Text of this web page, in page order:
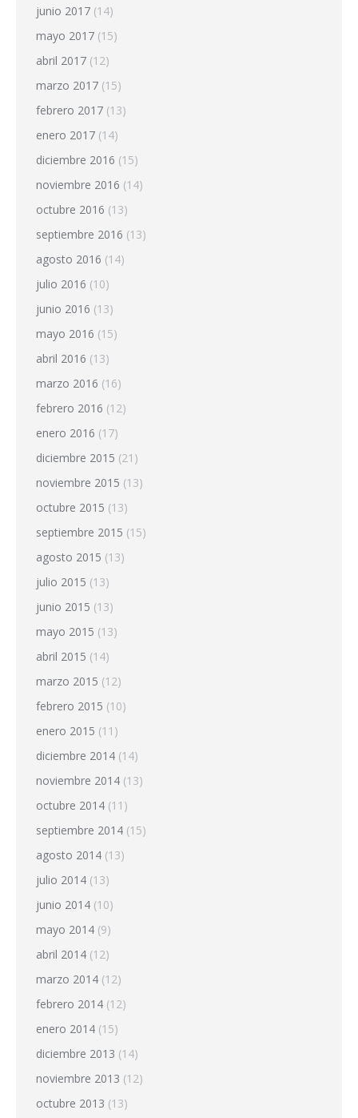
junio 2017 (14)
mayo 2017 (15)
abril 2017 (12)
marzo 2017 (15)
febrero 2017 (13)
enero 2017 (14)
diciembre 2016 (15)
noviembre 2016 (14)
octubre 2016 (13)
septiembre 2016 (13)
agosto 2016 (14)
julio 2016 (10)
junio 2016 (13)
mayo 2016 (15)
abril 2016 (13)
marzo 2016 (16)
febrero 2016 (12)
enero 2016 (17)
diciembre 2015 (21)
noviembre 2015 (13)
octubre 2015 (13)
septiembre 2015 (15)
agosto 2015 (13)
julio 2015 (13)
junio 2015 (13)
mayo 2015 (13)
abril 2015 (14)
marzo 2015 (12)
febrero 2015 (10)
enero 2015 (11)
diciembre 2014 (14)
noviembre 2014 (13)
octubre 2014 (11)
septiembre 2014 (15)
agosto 2014 (13)
julio 2014 (13)
junio 2014 (10)
mayo 2014 (9)
abril 2014 (12)
marzo 2014 (12)
febrero 2014 (12)
enero 2014 (15)
diciembre 2013 (14)
noviembre 2013 (12)
octubre 2013 (13)